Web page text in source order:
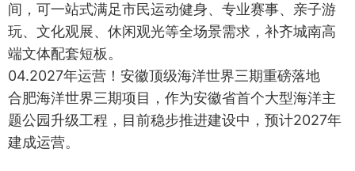
间，可一站式满足市民运动健身、专业赛事、亲子游
玩、文化观展、休闲观光等全场景需求，补齐城南高
端文体配套短板。
04.2027年运营！安徽顶级海洋世界三期重磅落地
合肥海洋世界三期项目，作为安徽省首个大型海洋主
题公园升级工程，目前稳步推进建设中，预计2027年
建成运营。